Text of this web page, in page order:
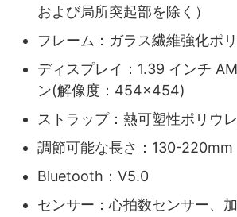
および局所突起部を除く）
フレーム：ガラス繊維強化ポ
ディスプレイ：1.39 インチ
ン(解像度：454×454)
ストラップ：熱可塑性ポリウ
調節可能な長さ：130-220mm
Bluetooth：V5.0
センサー：心拍数センサー、